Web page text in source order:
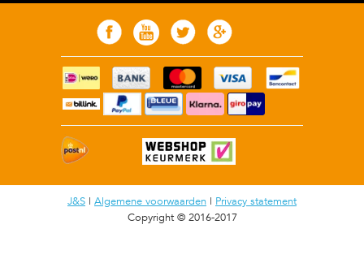
J&S | Algemene voorwaarden | Privacy statement
Copyright © 2016-2017